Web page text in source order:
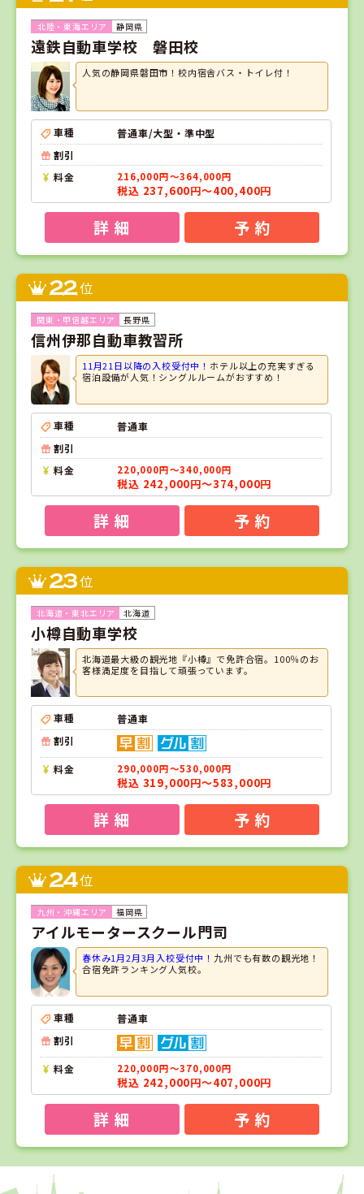
静岡県
遠鉄自動車学校 磐田校
人気の静岡県磐田市！校内宿舎バス・トイレ付！
車種
普通車/大型・準中型
割引
料金
216,000円～364,000円
税込 237,600円～400,400円
詳 細 予 約
22位
長野県
信州伊那自動車教習所
11月21日以降の入校受付中！ ホテル以上の充実すぎる
宿泊設備が人気！シングルルームがおすすめ！
車種
普通車
割引
料金
220,000円～340,000円
税込 242,000円～374,000円
詳 細 予 約
23位
北海道
小樽自動車学校
北海道最大級の観光地『小樽』で免許合宿。100％のお
客様満足度を目指して頑張っています。
車種
普通車
割引
料金 290,000円～530,000円
税込 319,000円～583,000円
詳 細 予 約
24位
福岡県
アイルモータースクール門司
春休み1月2月3月入校受付中！ 九州でも有数の観光地！
合宿免許ランキング人気校。
車種
普通車
割引
料金 220,000円～370,000円
税込 242,000円～407,000円
詳 細 予 約
1